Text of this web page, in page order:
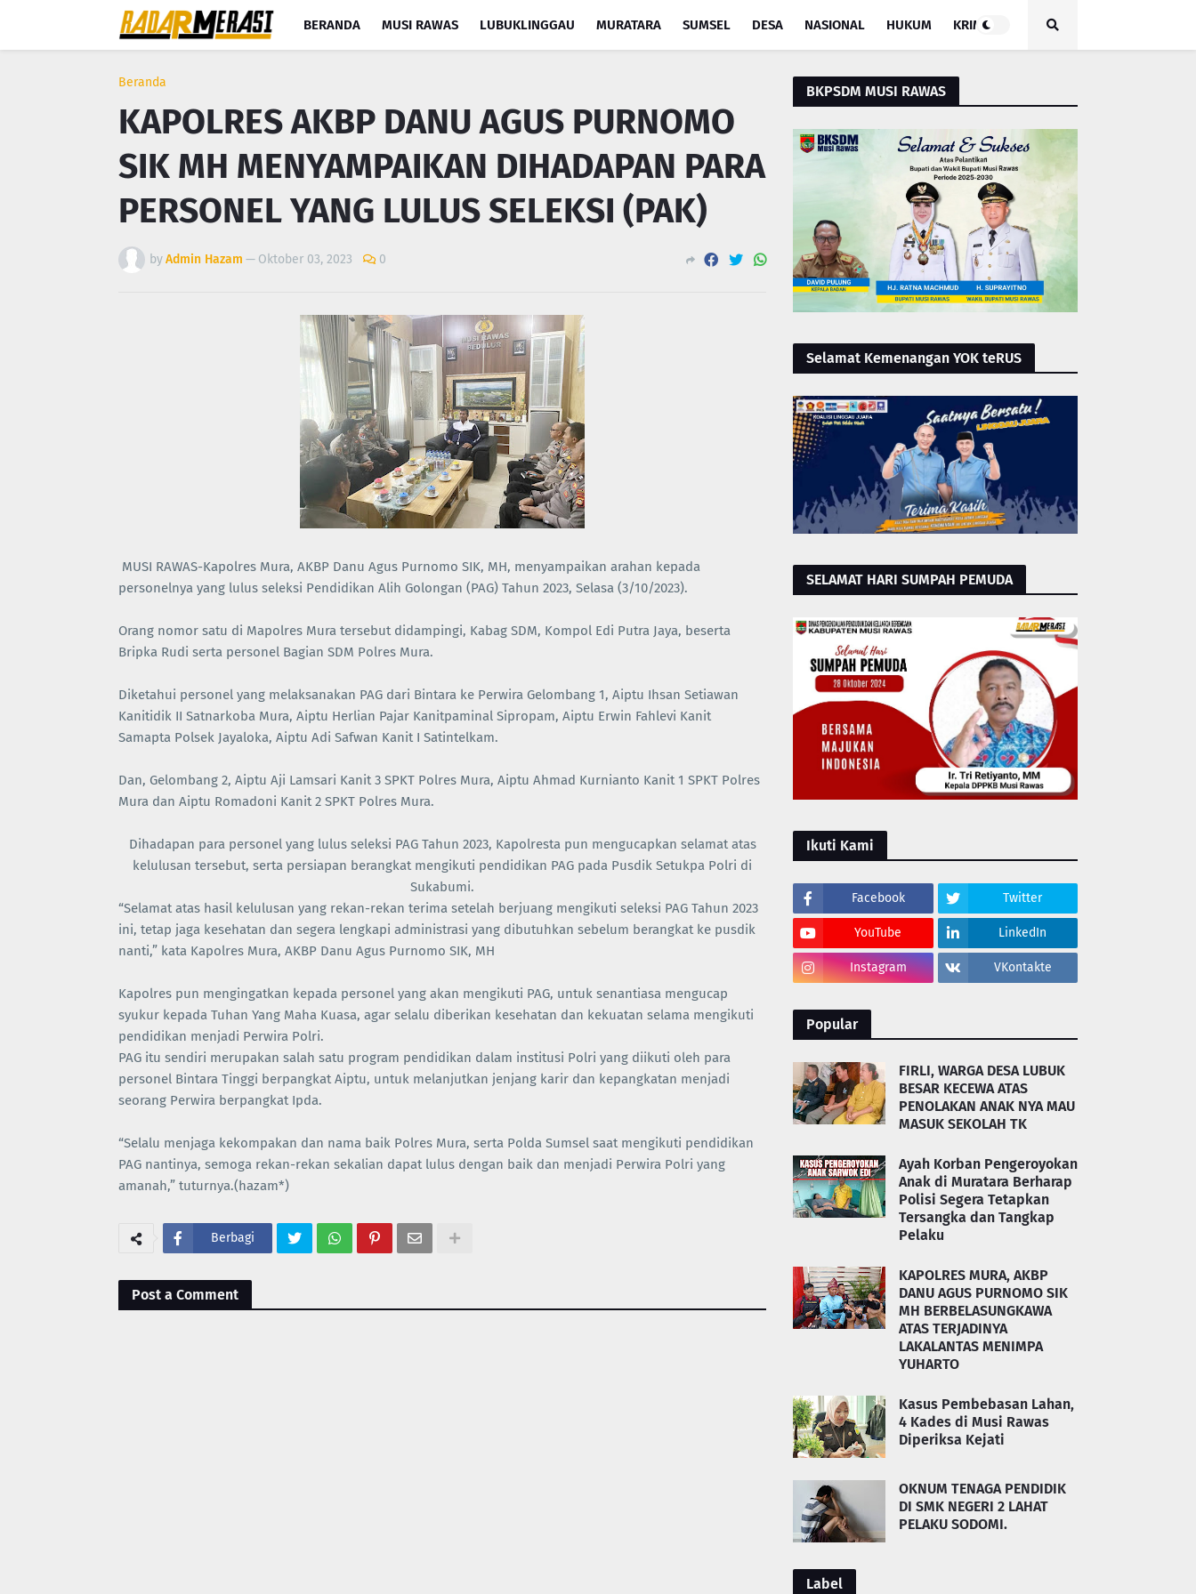
BERANDA MUSI RAWAS LUBUKLINGGAU MURATARA SUMSEL DESA NASIONAL HUKUM KRIMINAL
Beranda
KAPOLRES AKBP DANU AGUS PURNOMO
SIK MH MENYAMPAIKAN DIHADAPAN PARA
PERSONEL YANG LULUS SELEKSI (PAK)
byAdmin Hazam — Oktober 03, 2023 0
MUSI RAWAS-Kapolres Mura, AKBP Danu Agus Purnomo SIK, MH, menyampaikan arahan kepada
personelnya yang lulus seleksi Pendidikan Alih Golongan (PAG) Tahun 2023, Selasa (3/10/2023).
Orang nomor satu di Mapolres Mura tersebut didampingi, Kabag SDM, Kompol Edi Putra Jaya, beserta
Bripka Rudi serta personel Bagian SDM Polres Mura.
Diketahui personel yang melaksanakan PAG dari Bintara ke Perwira Gelombang 1, Aiptu Ihsan Setiawan
Kanitidik II Satnarkoba Mura, Aiptu Herlian Pajar Kanitpaminal Sipropam, Aiptu Erwin Fahlevi Kanit
Samapta Polsek Jayaloka, Aiptu Adi Safwan Kanit I Satintelkam.
Dan, Gelombang 2, Aiptu Aji Lamsari Kanit 3 SPKT Polres Mura, Aiptu Ahmad Kurnianto Kanit 1 SPKT Polres
Mura dan Aiptu Romadoni Kanit 2 SPKT Polres Mura.
Dihadapan para personel yang lulus seleksi PAG Tahun 2023, Kapolresta pun mengucapkan selamat atas
kelulusan tersebut, serta persiapan berangkat mengikuti pendidikan PAG pada Pusdik Setukpa Polri di
Sukabumi.
“Selamat atas hasil kelulusan yang rekan-rekan terima setelah berjuang mengikuti seleksi PAG Tahun 2023
ini, tetap jaga kesehatan dan segera lengkapi administrasi yang dibutuhkan sebelum berangkat ke pusdik
nanti,” kata Kapolres Mura, AKBP Danu Agus Purnomo SIK, MH
Kapolres pun mengingatkan kepada personel yang akan mengikuti PAG, untuk senantiasa mengucap
syukur kepada Tuhan Yang Maha Kuasa, agar selalu diberikan kesehatan dan kekuatan selama mengikuti
pendidikan menjadi Perwira Polri.
PAG itu sendiri merupakan salah satu program pendidikan dalam institusi Polri yang diikuti oleh para
personel Bintara Tinggi berpangkat Aiptu, untuk melanjutkan jenjang karir dan kepangkatan menjadi
seorang Perwira berpangkat Ipda.
“Selalu menjaga kekompakan dan nama baik Polres Mura, serta Polda Sumsel saat mengikuti pendidikan
PAG nantinya, semoga rekan-rekan sekalian dapat lulus dengan baik dan menjadi Perwira Polri yang
amanah,” tuturnya.(hazam*)
Berbagi
Post a Comment
BKPSDM MUSI RAWAS
Selamat Kemenangan YOK teRUS
SELAMAT HARI SUMPAH PEMUDA
Ikuti Kami
Facebook Twitter
YouTube LinkedIn
Instagram VKontakte
Popular
FIRLI, WARGA DESA LUBUK
BESAR KECEWA ATAS
PENOLAKAN ANAK NYA MAU
MASUK SEKOLAH TK
Ayah Korban Pengeroyokan
Anak di Muratara Berharap
Polisi Segera Tetapkan
Tersangka dan Tangkap
Pelaku
KAPOLRES MURA, AKBP
DANU AGUS PURNOMO SIK
MH BERBELASUNGKAWA
ATAS TERJADINYA
LAKALANTAS MENIMPA
YUHARTO
Kasus Pembebasan Lahan,
4 Kades di Musi Rawas
Diperiksa Kejati
OKNUM TENAGA PENDIDIK
DI SMK NEGERI 2 LAHAT
PELAKU SODOMI.
Label